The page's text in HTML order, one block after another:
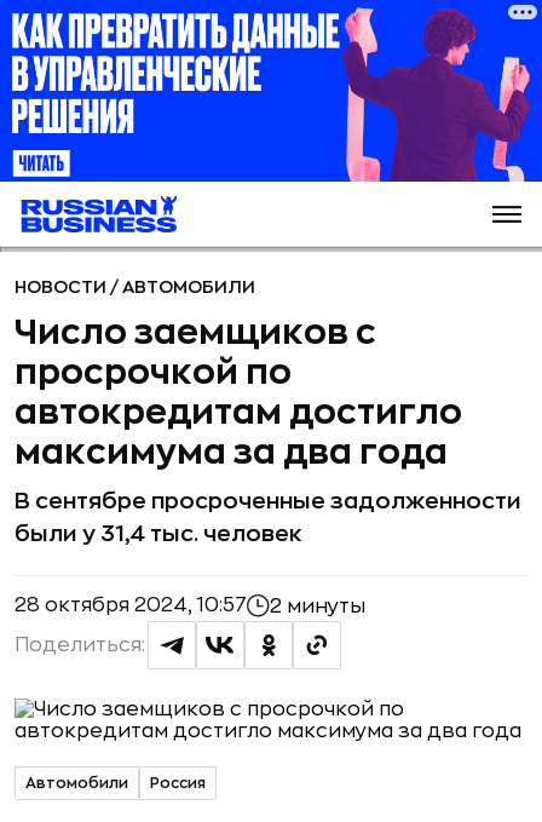
НОВОСТИ / АВТОМОБИЛИ
Число заемщиков с
просрочкой по
автокредитам достигло
максимума за два года
В сентябре просроченные задолженности
были у 31,4 тыс. человек
28 октября 2024, 10:57 2 минуты
Поделиться:
Автомобили Россия